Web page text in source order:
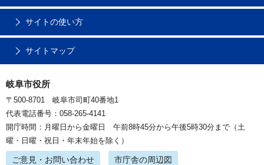
サイトの使い方
サイトマップ
岐阜市役所
〒500-8701 岐阜市司町40番地1
代表電話番号：058-265-4141
開庁時間：月曜日から金曜日 午前8時45分から午後5時30分まで（土
曜・日曜・祝日・年末年始を除く）
ご意見・お問い合わせ 市庁舎の周辺図